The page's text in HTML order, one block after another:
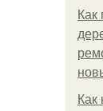
Как
Как